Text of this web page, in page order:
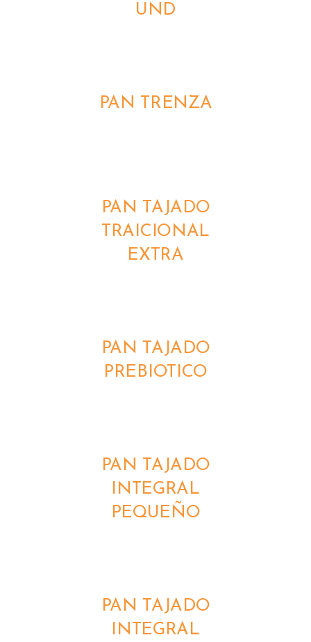
UND
PAN TRENZA
PAN TAJADO
TRAICIONAL
EXTRA
PAN TAJADO
PREBIOTICO
PAN TAJADO
INTEGRAL
PEQUEÑO
PAN TAJADO
INTEGRAL